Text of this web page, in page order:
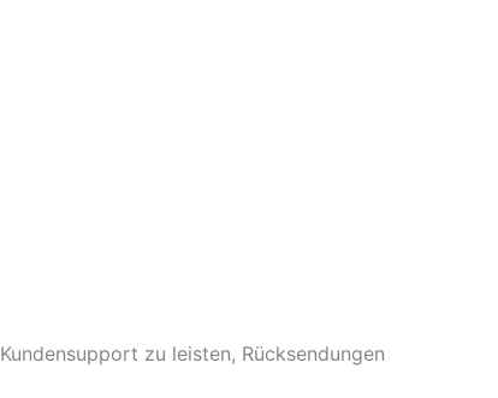
zu leisten, Rücksendungen